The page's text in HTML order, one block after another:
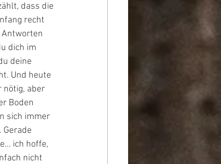
dass die
recht
Antworten
dich im
deine
Und heute
nötig, aber
Boden
sich immer
ich hoffe,
nicht